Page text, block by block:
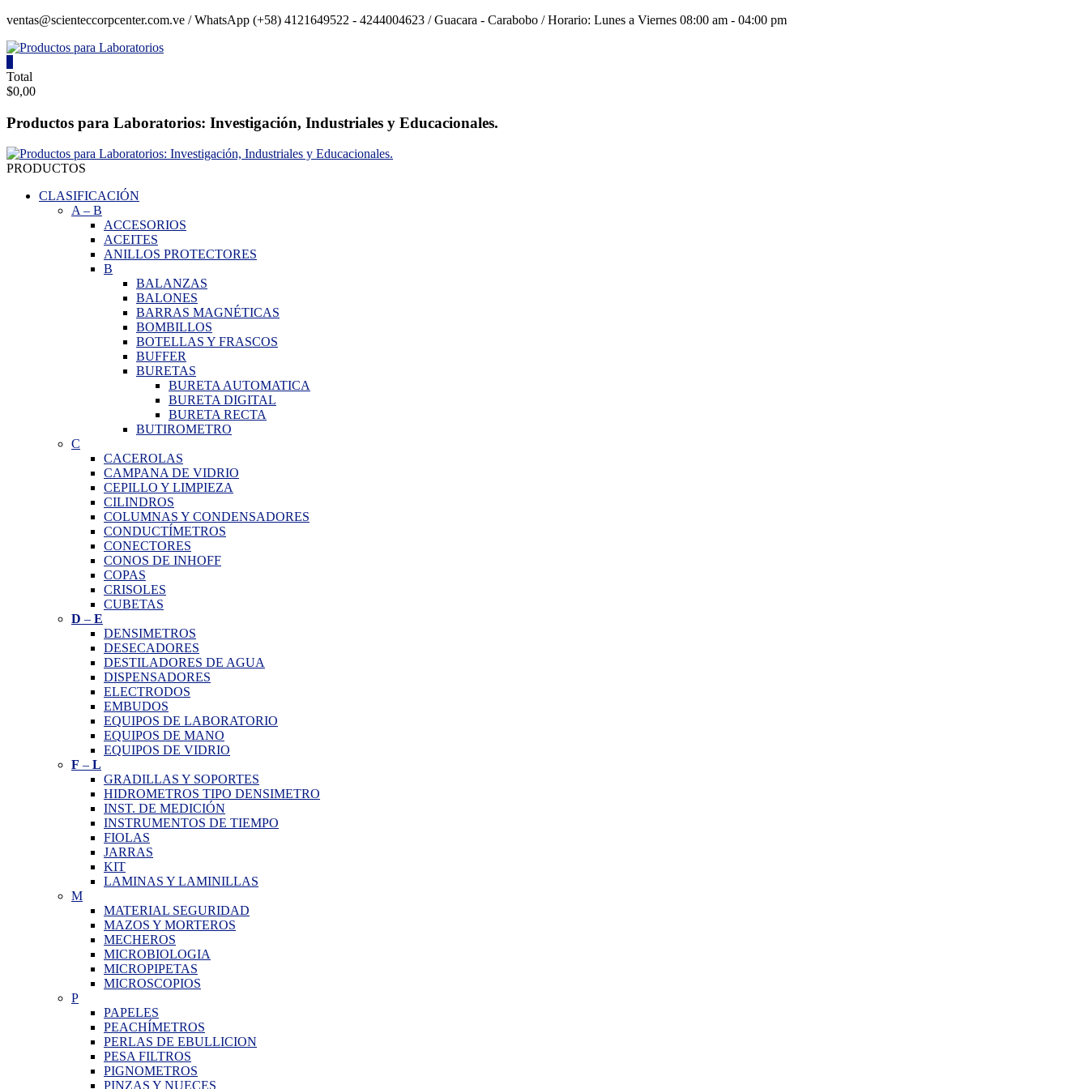
Saltar
ventas@scienteccorpcenter.com.ve / WhatsApp (+58) 4121649522 - 4244004623 / Guacara - Carabobo / Horario: Lunes a Viernes 08:00 am - 04:00 pm
Productos
para
Laboratorios
Investigación,
Industriales
y
Educacionales.
Total
$0,00
Productos para Laboratorios: Investigación, Industriales y Educacionales.
PRODUCTOS
CLASIFICACIÓN
A– B
ACCESORIOS
ACEITES
ANILLOS PROTECTORES
B
BALANZAS
BALONES
BARRAS MAGNÉTICAS
BOMBILLOS
BOTELLAS Y FRASCOS
BUFFER
BURETAS
BURETA AUTOMATICA
BURETA DIGITAL
BURETA RECTA
BUTIROMETRO
C
CACEROLAS
CAMPANA DE VIDRIO
CEPILLO Y LIMPIEZA
CILINDROS
COLUMNAS Y CONDENSADORES
CONDUCTÍMETROS
CONECTORES
CONOS DE INHOFF
COPAS
CRISOLES
CUBETAS
D – E
DENSIMETROS
DESECADORES
DESTILADORES DE AGUA
DISPENSADORES
ELECTRODOS
EMBUDOS
EQUIPOS DE LABORATORIO
EQUIPOS DE MANO
EQUIPOS DE VIDRIO
F – L
GRADILLAS Y SOPORTES
HIDROMETROS TIPO DENSIMETRO
INST. DE MEDICIÓN
INSTRUMENTOS DE TIEMPO
FIOLAS
JARRAS
KIT
LAMINAS Y LAMINILLAS
M
MATERIAL SEGURIDAD
MAZOS Y MORTEROS
MECHEROS
MICROBIOLOGIA
MICROPIPETAS
MICROSCOPIOS
P
PAPELES
PEACHÍMETROS
PERLAS DE EBULLICION
PESA FILTROS
PIGNOMETROS
PINZAS Y NUECES